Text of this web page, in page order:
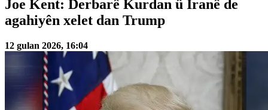
Joe Kent: Derbarê Kurdan û Îranê de
agahiyên xelet dan Trump
12 gulan 2026, 16:04